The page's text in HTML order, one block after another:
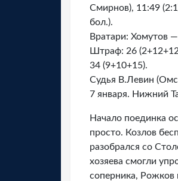
Смирнов), 11:49
бол.).
Вратари: Хомутов
Штраф: 26
34 (9+10+15).
Судья В.Левин
7 января. Нижний
Начало поединка
просто. Козлов
разобрался со
хозяева смогли
соперника, Рожков